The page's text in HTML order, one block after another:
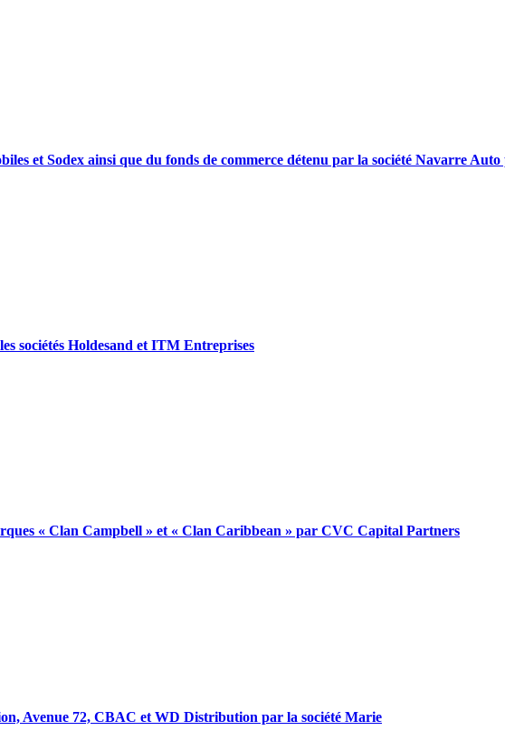
et Sodex ainsi que du fonds de commerce détenu par la société Navarre
sociétés Holdesand et ITM Entreprises
« Clan Campbell » et « Clan Caribbean » par CVC Capital Partners
Avenue 72, CBAC et WD Distribution par la société Marie